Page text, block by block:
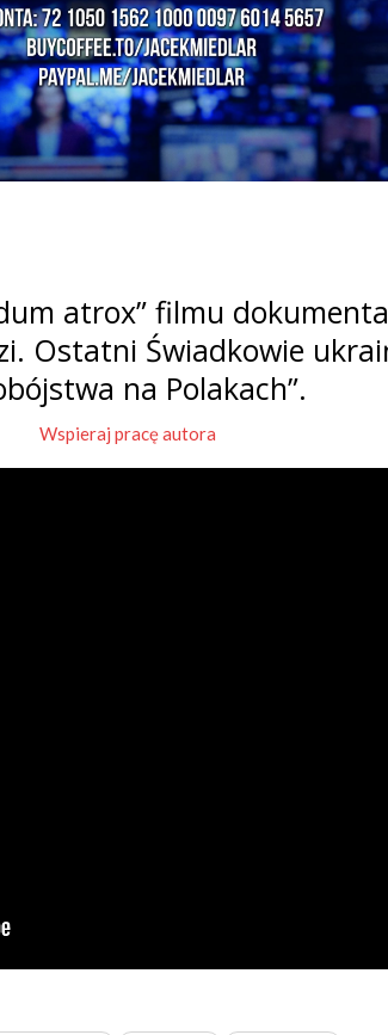
atrox” filmu
Ostatni Świadkowie
na Polakach”.
Wspieraj pracę autora